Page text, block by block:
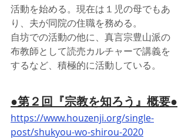
活動を始める。現在は１児の母でもあ
り、夫が同院の住職を務める。
自坊での活動の他に、真言宗豊山派の
布教師として読売カルチャーで講義を
するなど、積極的に活動している。
●第２回『宗教を知ろう』概要●
https://www.houzenji.org/single-
post/shukyou-wo-shirou-2020